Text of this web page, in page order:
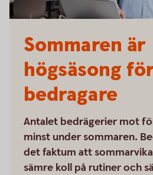
Sommaren är
högsäsong
bedragare
Antalet bedrägerier mot
minst under sommaren.
det faktum att
sämre koll på rutiner och